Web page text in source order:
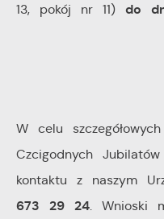
13, pokój nr 11) do
W celu
Czcigodnych
kontaktu z naszym
673 29 24. Wnioski